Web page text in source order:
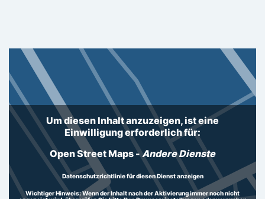
Um diesen Inhalt anzuzeigen, ist eine
Einwilligung erforderlich für:
Open Street Maps -Andere Dienste
Datenschutzrichtlinie für diesen Dienst anzeigen
Wichtiger Hinweis:Wenn der Inhalt nach der Aktivierung immer noch nicht